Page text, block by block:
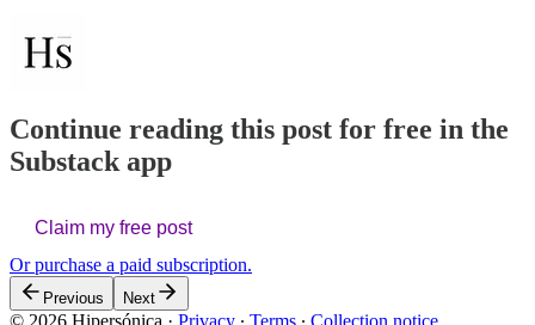
Continue reading this post for free in the
Substack app
Claim my free post
Or purchase a paid subscription.
Previous Next